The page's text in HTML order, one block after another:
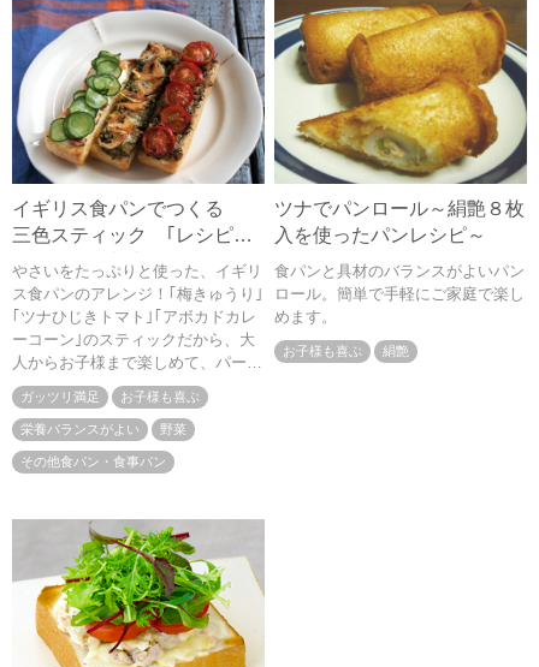
イギリス食パンでつくる
三色スティック ｢レシピ監
修：管理栄養士/フードコー
ディネーターりさ｣
やさいをたっぷりと使った、イギリ
ス食パンのアレンジ！｢梅きゅうり｣
｢ツナひじきトマト｣｢アボカドカレ
ーコーン｣のスティックだから、大
人からお子様まで楽しめて、パーテ
ィーにおすすめです。
ガッツリ満足 お子様も喜ぶ
栄養バランスがよい 野菜
その他食パン・食事パン
ツナでパンロール～絹艶８枚
入を使ったパンレシピ～
食パンと具材のバランスがよいパン
ロール。簡単で手軽にご家庭で楽し
めます。
お子様も喜ぶ 絹艶